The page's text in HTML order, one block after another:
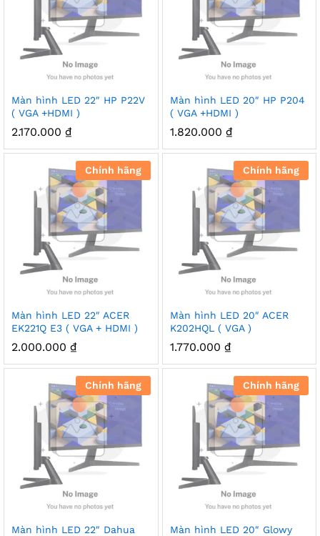
Màn hình LED 22″ HP P22V
( VGA +HDMI )
2.170.000 ₫
Màn hình LED 20″ HP P204
( VGA +HDMI )
1.820.000 ₫
Chính hãng
Màn hình LED 22″ ACER
EK221Q E3 ( VGA + HDMI )
2.000.000 ₫
Chính hãng
Màn hình LED 20″ ACER
K202HQL ( VGA )
1.770.000 ₫
Chính hãng
Màn hình LED 22″ Dahua
Chính hãng
Màn hình LED 20″ Glowy